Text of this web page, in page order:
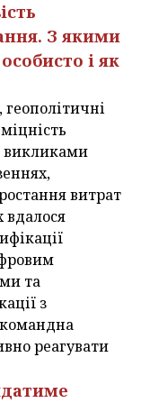
З якими
і як
викликами
витрат
вдалося
та
з
реагувати